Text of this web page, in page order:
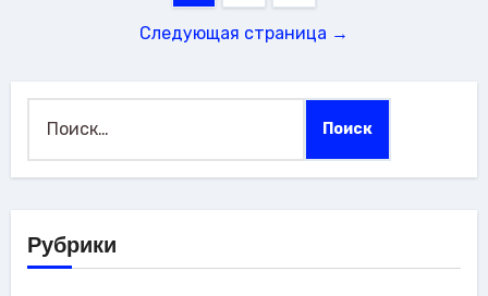
записейСледующая страница →
Рубрики